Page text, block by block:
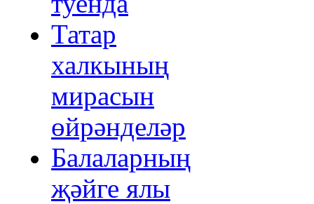
Татар
халкының
мирасын
өйрәнделәр
Балаларның
җәйге ялы